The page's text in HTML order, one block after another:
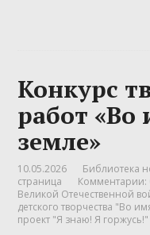
Конкурс
работ
земле»
10.05.2026 Библиотека
страница
Комментарии:
Великой Отечественной
детского творчества "Во
проект "Я знаю! Я горжусь!"